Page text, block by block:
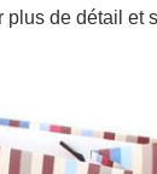
de détail et